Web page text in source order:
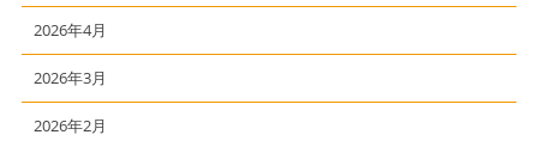
2026年4月
2026年3月
2026年2月